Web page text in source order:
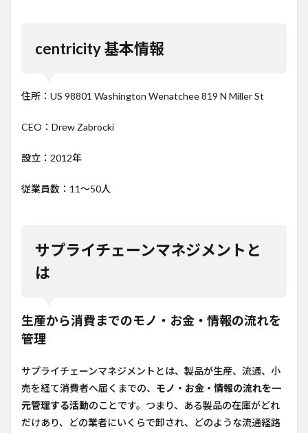
サプ
ーン
マネ
ント
2.1
から
お
情報
業者
情報
共有
に伴
う課
題
centricity 基本情報
住所：US 98801 Washington Wenatchee 819 N Miller St
CEO：Drew Zabrocki
設立：2012年
従業員数：11〜50人
サプライチェーンマネジメントと
は
生産から消費までのモノ・お金・情報の流れを
管理
サプライチェーンマネジメントとは、製品が生産、流通、小
売を経て消費者へ届くまでの、 モノ・お金・情報の流れを一
元管理する活動のことです。つまり、ある製品の在庫がどれ
だけあり、どの業者にいくらで卸され、どのような流通経路